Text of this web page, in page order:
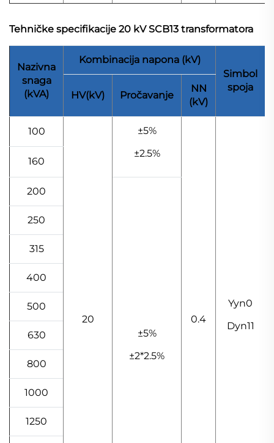
Tehničke specifikacije 20 kV SCB13 transformatora
Nazivna
snaga
(kVA)
Kombinacija napona (kV)
Simbol
spoja
HV(kV)
Pročavanje
NN
(kV)
100
20
±5%
±2.5%
0.4
Yyn0
Dyn11
160
200
±5%
±2*2.5%
250
315
400
500
630
800
1000
1250